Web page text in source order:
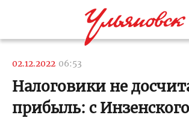
02.12.2022 06:53
Налоговики не
прибыль: с